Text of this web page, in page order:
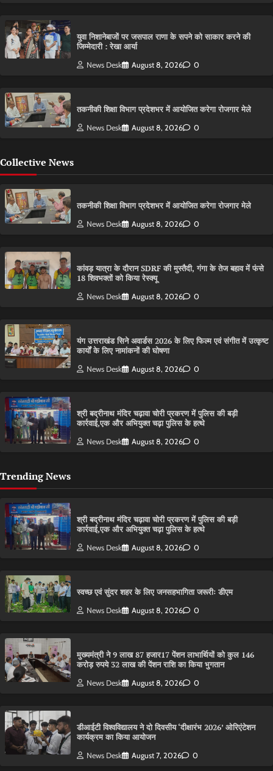
युवा निशानेबाजों पर जसपाल राणा के सपने को साकार करने की
जिम्मेदारी : रेखा आर्या
News Desk August 8, 2026 0
तकनीकी शिक्षा विभाग प्रदेशभर में आयोजित करेगा रोजगार मेले
News Desk August 8, 2026 0
Collective News
तकनीकी शिक्षा विभाग प्रदेशभर में आयोजित करेगा रोजगार मेले
News Desk August 8, 2026 0
कांवड़ यात्रा के दौरान SDRF की मुस्तैदी, गंगा के तेज बहाव में फंसे
18 शिवभक्तों को किया रेस्क्यू
News Desk August 8, 2026 0
यंग उत्तराखंड सिने अवार्डस 2026 के लिए फिल्म एवं संगीत में उत्कृष्ट
कार्यों के लिए नामांकनों की घोषणा
News Desk August 8, 2026 0
श्री बद्रीनाथ मंदिर चढ़ावा चोरी प्रकरण में पुलिस की बड़ी
कार्रवाई,एक और अभियुक्त चढ़ा पुलिस के हत्थे
News Desk August 8, 2026 0
Trending News
श्री बद्रीनाथ मंदिर चढ़ावा चोरी प्रकरण में पुलिस की बड़ी
कार्रवाई,एक और अभियुक्त चढ़ा पुलिस के हत्थे
News Desk August 8, 2026 0
स्वच्छ एवं सुंदर शहर के लिए जनसहभागिता जरूरीः डीएम
News Desk August 8, 2026 0
मुख्यमंत्री ने 9 लाख 87 हजार17 पेंशन लाभार्थियों को कुल 146
करोड़ रुपये 32 लाख की पेंशन राशि का किया भुगतान
News Desk August 8, 2026 0
डीआईटी विश्वविद्यालय ने दो दिवसीय ‘दीक्षारंभ 2026’ ओरिएंटेशन
कार्यक्रम का किया आयोजन
News Desk August 7, 2026 0